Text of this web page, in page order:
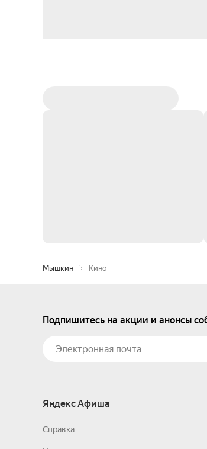
Мышкин Кино
Подпишитесь на акции и анонсы
Яндекс Афиша
Справка